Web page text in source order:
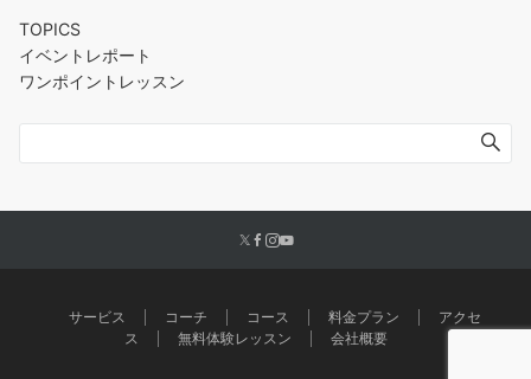
TOPICS
イベントレポート
ワンポイントレッスン
サービス コーチ コース 料金プラン
アクセ
ス
無料体験レッスン 会社概要